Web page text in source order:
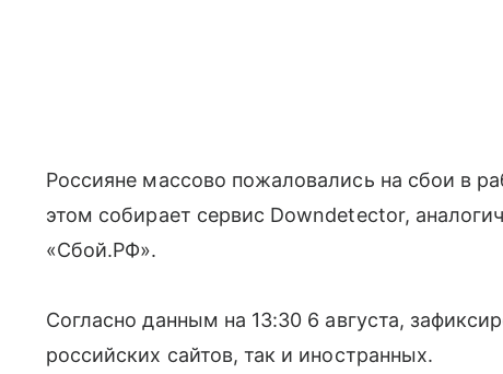
Россияне массово пожаловались на сбои в
этом собирает сервис Downdetector,
«Сбой.РФ».
Согласно данным на 13:30 6 августа,
российских сайтов, так и иностранных.